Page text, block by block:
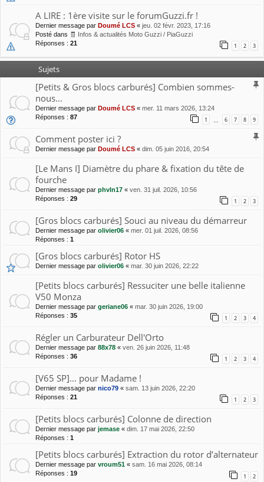
A LIRE : 1ère visite sur le forumGuzzi.fr !
Dernier message par Doumé LCS « jeu. 02 févr. 2023, 17:16
Posté dans 🧾 Infos & actualités Moto Guzzi / PiaGuzzi
Réponses : 21 1 2 3
Sujets
[Petits & Gros blocs carburés] Combien sommes-
nous...
Dernier message par Doumé LCS « mer. 11 mars 2026, 13:24
Réponses : 87 1 … 6 7 8 9
Comment poster ici ?
Dernier message par Doumé LCS « dim. 05 juin 2016, 20:54
[Le Mans I] Diamètre du phare & fixation du tête de
fourche
Dernier message par phvln17 « ven. 31 juil. 2026, 10:56
Réponses : 29 1 2 3
[Gros blocs carburés] Souci au niveau du démarreur
Dernier message par olivier06 « mer. 01 juil. 2026, 08:56
Réponses : 1
[Gros blocs carburés] Rotor HS
Dernier message par olivier06 « mar. 30 juin 2026, 22:22
[Petits blocs carburés] Ressuciter une belle italienne
V50 Monza
Dernier message par geriane06 « mar. 30 juin 2026, 19:00
Réponses : 35 1 2 3 4
Régler un Carburateur Dell'Orto
Dernier message par 88x78 « ven. 26 juin 2026, 11:48
Réponses : 36 1 2 3 4
[V65 SP]... pour Madame !
Dernier message par nico79 « sam. 13 juin 2026, 22:20
Réponses : 21 1 2 3
[Petits blocs carburés] Colonne de direction
Dernier message par jemase « dim. 17 mai 2026, 22:50
Réponses : 1
[Petits blocs carburés] Extraction du rotor d’alternateur
Dernier message par vroum51 « sam. 16 mai 2026, 08:14
Réponses : 19 1 2